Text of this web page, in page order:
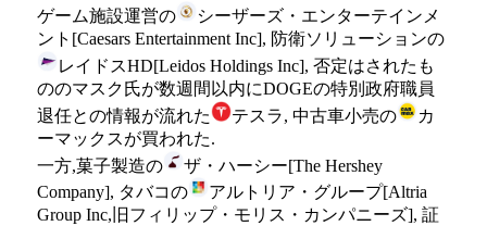
ゲーム施設運営の
シーザーズ・エンターテインメ
ント[Caesars Entertainment Inc], 防衛ソリューションの
レイドスHD[Leidos Holdings Inc], 否定はされたも
ののマスク氏が数週間以内にDOGEの特別政府職員
退任との情報が流れた
テスラ, 中古車小売の
カ
ーマックスが買われた.
一方,菓子製造の
ザ・ハーシー[The Hershey
Company], タバコの
アルトリア・グループ[Altria
Group Inc,旧フィリップ・モリス・カンパニーズ], 証